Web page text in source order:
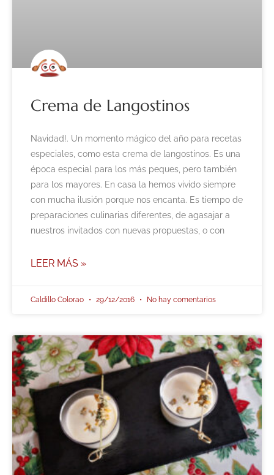
Crema de Langostinos
Navidad!. Un momento mágico del año para recetas
especiales, como esta crema de langostinos. Es una
época especial para los más peques, pero también
para los mayores. En casa la hemos vivido siempre
con mucha ilusión porque nos encanta. Es tiempo de
preparaciones culinarias diferentes, de agasajar a
nuestros invitados con nuevas propuestas, o con
LEER MÁS »
Caldillo Colorao 29/12/2016 No hay comentarios